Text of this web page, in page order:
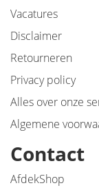
Vacatures
Disclaimer
Retourneren
Privacy policy
Alles over onze
Algemene
Contact
AfdekShop